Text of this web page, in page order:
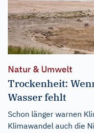
Natur & Umwelt
Trockenheit:
Wasser fehlt
Schon länger warnen
Klimawandel auch die